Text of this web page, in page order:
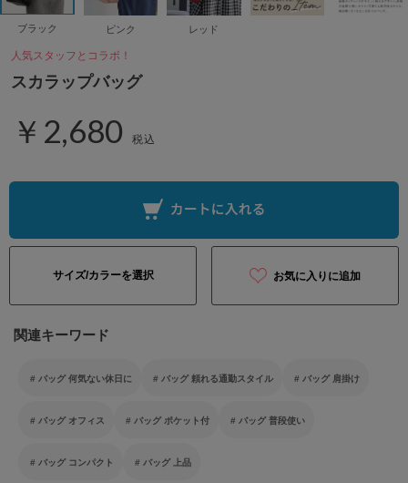
ブラック ピンク レッド
人気スタッフとコラボ！
スカラップバッグ
￥2,680 税込
サイズ/カラーを選択 お気に入りに追加
関連キーワード
バッグ 何気ない休日に バッグ 頼れる通勤スタイル バッグ 肩掛け
バッグ オフィス バッグ ポケット付 バッグ 普段使い
バッグ コンパクト バッグ 上品